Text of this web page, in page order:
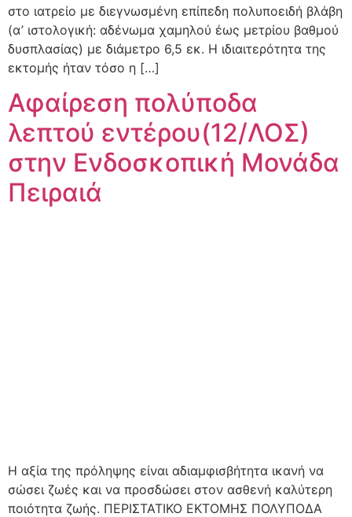
στο ιατρείο με διεγνωσμένη επίπεδη πολυποειδή βλάβη
(α’ ιστολογική: αδένωμα χαμηλού έως μετρίου βαθμού
δυσπλασίας) με διάμετρο 6,5 εκ. Η ιδιαιτερότητα της
εκτομής ήταν τόσο η […]
Αφαίρεση πολύποδα
λεπτού εντέρου(12/ΛΟΣ)
στην Ενδοσκοπική Μονάδα
Πειραιά
Η αξία της πρόληψης είναι αδιαμφισβήτητα ικανή να
σώσει ζωές και να προσδώσει στον ασθενή καλύτερη
ποιότητα ζωής. ΠΕΡΙΣΤΑΤΙΚΟ ΕΚΤΟΜΗΣ ΠΟΛΥΠΟΔΑ